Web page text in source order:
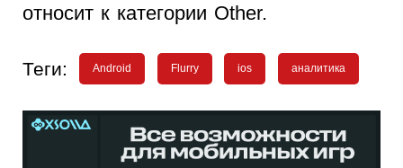
относит к категории Other.
Теги: Android Flurry ios аналитика